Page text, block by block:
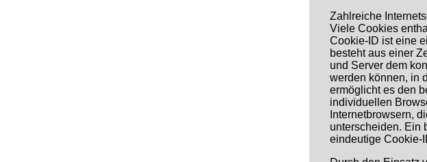
Zahlreiche
Viele Cookies
Cookie-ID ist eine
besteht aus einer
und Server dem
werden können, in
ermöglicht es den
individuellen
Internetbrowsern,
unterscheiden. Ein
eindeutige Cookie-